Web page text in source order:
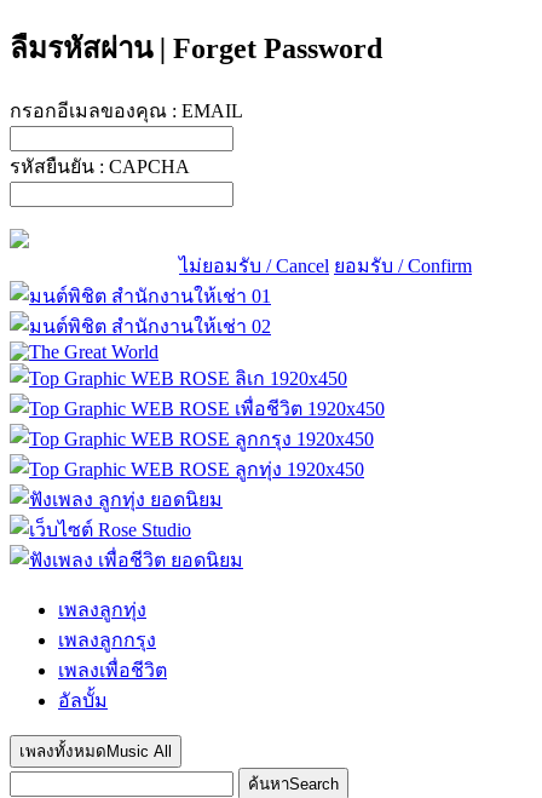
ลืมรหัสผ่าน | Forget Password
กรอกอีเมลของคุณ : EMAIL
รหัสยืนยัน : CAPCHA
ไม่ยอมรับ / Cancel ยอมรับ / Confirm
เพลงลูกทุ่ง
เพลงลูกกรุง
เพลงเพื่อชีวิต
อัลบั้ม
เพลงทั้งหมด Music All
ค้นหาSearch